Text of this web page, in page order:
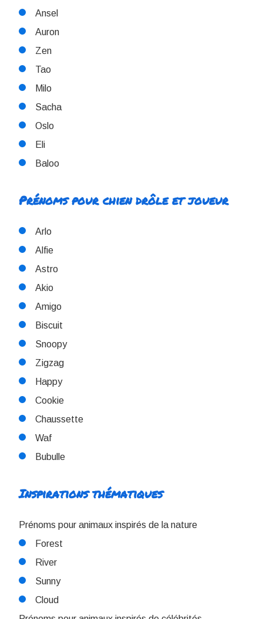
Ansel
Auron
Zen
Tao
Milo
Sacha
Oslo
Eli
Baloo
Prénoms pour chien drôle et joueur
Arlo
Alfie
Astro
Akio
Amigo
Biscuit
Snoopy
Zigzag
Happy
Cookie
Chaussette
Waf
Bubulle
Inspirations thématiques
Prénoms pour animaux inspirés de la nature
Forest
River
Sunny
Cloud